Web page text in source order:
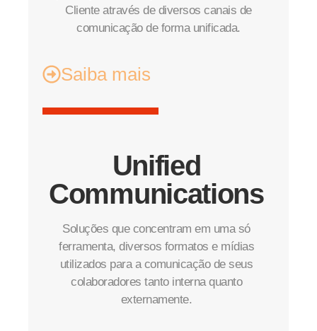
Cliente através de diversos canais de
comunicação de forma unificada.
Saiba mais
Unified
Communications
Soluções que concentram em uma só
ferramenta, diversos formatos e mídias
utilizados para a comunicação de seus
colaboradores tanto interna quanto
externamente.